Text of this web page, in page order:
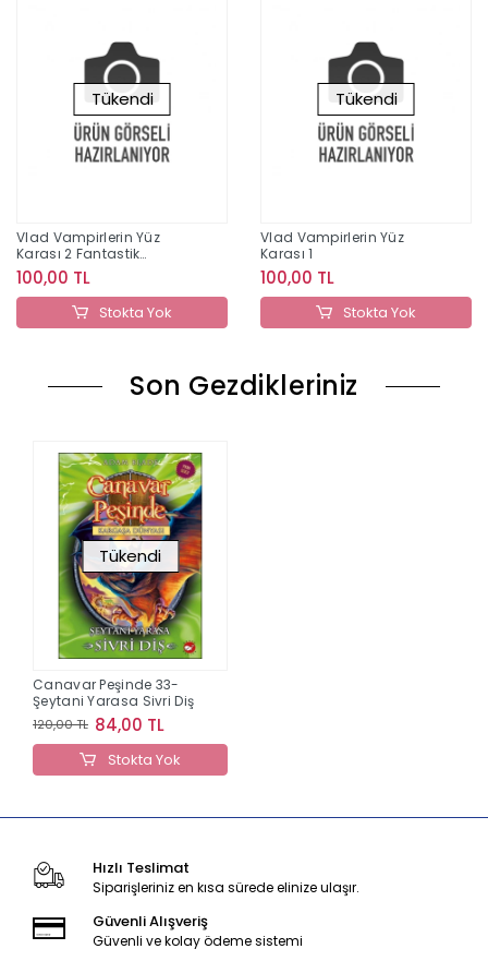
Tükendi
Vlad Vampirlerin Yüz
Karası 2 Fantastik
Arkadaşlar
100,00 TL
Stokta Yok
Tükendi
Vlad Vampirlerin Yüz
Karası 1
100,00 TL
Stokta Yok
Son Gezdikleriniz
Tükendi
Canavar Peşinde 33-
Şeytani Yarasa Sivri Diş
120,00 TL 84,00 TL
Stokta Yok
Hızlı Teslimat
Siparişleriniz en kısa sürede elinize ulaşır.
Güvenli Alışveriş
Güvenli ve kolay ödeme sistemi